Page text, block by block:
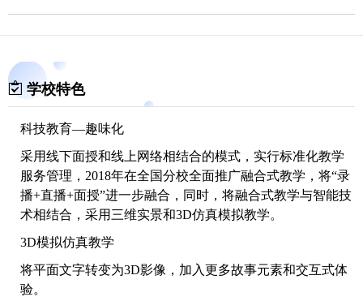
学校特色
科技教育—趣味化
采用线下面授和线上网络相结合的模式，实行标准化教学
服务管理，2018年在全国分校全面推广融合式教学，将“录
播+直播+面授”进一步融合，同时，将融合式教学与智能技
术相结合，采用三维实景和3D仿真模拟教学。
3D模拟仿真教学
将平面文字转变为3D影像，加入更多故事元素和交互式体
验。